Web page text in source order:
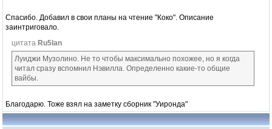
Спасибо. Добавил в свои планы на чтение "Коко". Описание
заинтриговало.
цитата Ru5lan
Луиджи Музолино. Не то чтобы максимально похожее, но я когда
читал сразу вспомнил Нэвилла. Определенно какие-то общие
вайбы.
Благодарю. Тоже взял на заметку сборник "Уиронда"